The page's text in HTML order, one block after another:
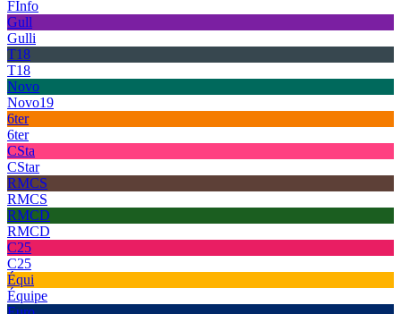
FInfo
Gull
Gulli
T18
T18
Novo
Novo19
6ter
6ter
CSta
CStar
RMCS
RMCS
RMCD
RMCD
C25
C25
Équi
Équipe